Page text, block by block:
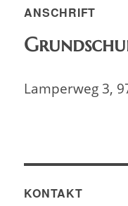
ANSCHRIFT
Lamperweg 3,
KONTAKT